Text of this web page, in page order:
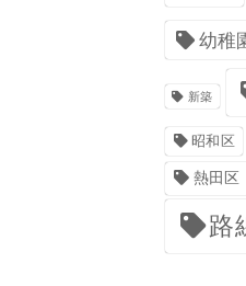
幼稚
新築
昭和区
熱田区
路